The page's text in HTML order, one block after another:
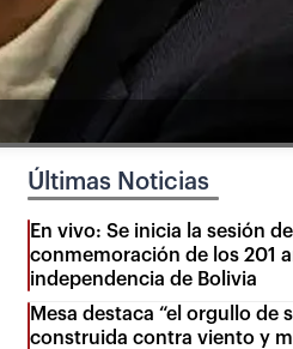
Últimas Noticias
En vivo: Se inicia la sesión
conmemoración de los 201
independencia de Bolivia
Mesa destaca “el orgullo de
construida contra viento y